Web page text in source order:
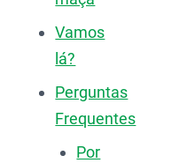
Vamos
lá?
Perguntas
Frequentes
Por